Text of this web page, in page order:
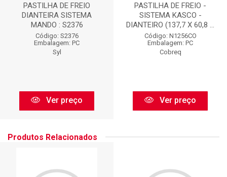
PASTILHA DE FREIO
DIANTEIRA SISTEMA
MANDO : S2376
Código: S2376
Embalagem: PC
Syl
Ver preço
PASTILHA DE FREIO -
SISTEMA KASCO -
DIANTEIRO (137,7 X 60,8 ...
Código: N1256CO
Embalagem: PC
Cobreq
Ver preço
Produtos Relacionados